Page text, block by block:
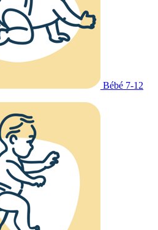
Bébé 7-12